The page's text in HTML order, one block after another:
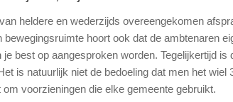
heldere en wederzijds overeengekomen
hoort ook dat de ambtenaren
best op aangesproken worden. Tegelijkertijd is
is natuurlijk niet de bedoeling dat men het wiel
voorzieningen die elke gemeente gebruikt.